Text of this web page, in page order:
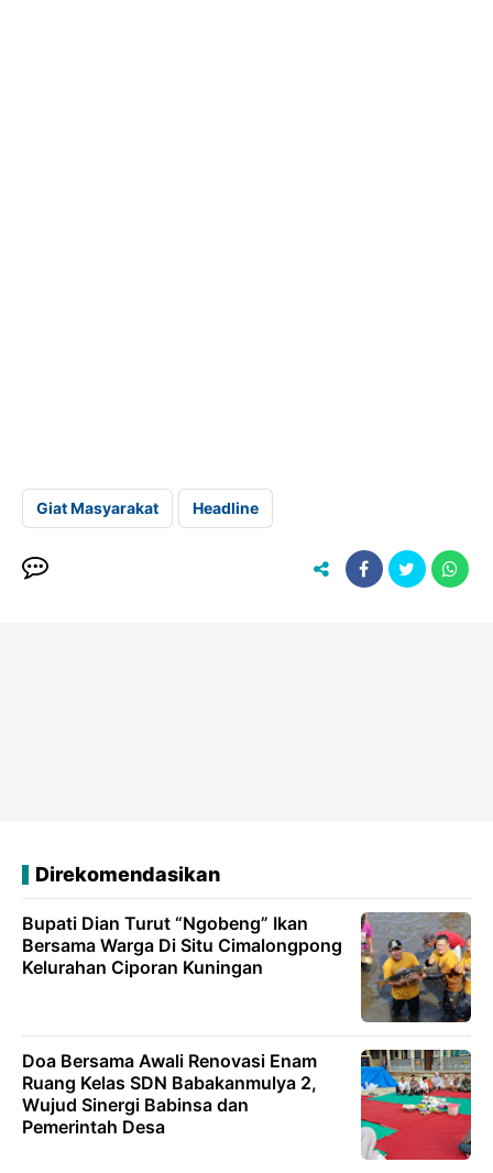
Giat Masyarakat Headline
Direkomendasikan
Bupati Dian Turut “Ngobeng” Ikan
Bersama Warga Di Situ Cimalongpong
Kelurahan Ciporan Kuningan
Doa Bersama Awali Renovasi Enam
Ruang Kelas SDN Babakanmulya 2,
Wujud Sinergi Babinsa dan
Pemerintah Desa